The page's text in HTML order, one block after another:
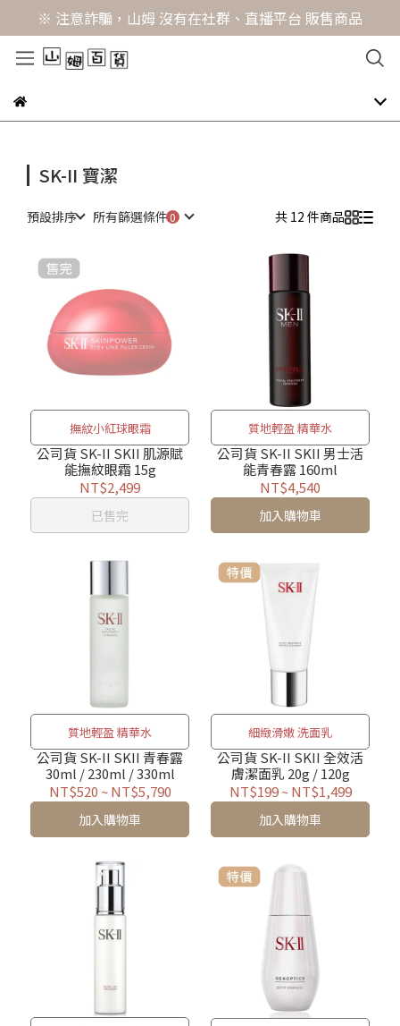
※ 注意詐騙，山姆 沒有在社群、直播平台 販售商品
SK-II 寶潔
預設排序 所有篩選條件 共 12 件商品
撫紋小紅球眼霜
公司貨 SK-II SKII 肌源賦
能撫紋眼霜 15g
NT$2,499
已售完
質地輕盈 精華水
公司貨 SK-II SKII 男士活
能青春露 160ml
NT$4,540
加入購物車
質地輕盈 精華水
公司貨 SK-II SKII 青春露
30ml / 230ml / 330ml
NT$520 ~NT$5,790
加入購物車
細緻滑嫩 洗面乳
公司貨 SK-II SKII 全效活
膚潔面乳 20g / 120g
NT$199~NT$1,499
加入購物車